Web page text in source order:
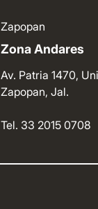
Zapopan
Zona Andares
Av. Patria 1470,
Zapopan, Jal.
Tel. 33 2015 0708